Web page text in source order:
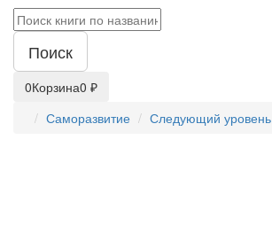
Поиск
0Корзина0 ₽
Саморазвитие
Следующий уровень